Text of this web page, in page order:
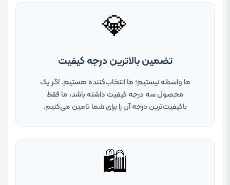
💎
تضمین بالاترین درجه کیفیت
ما واسطه نیستیم؛ ما انتخاب‌کننده هستیم. اگر یک
محصول سه درجه کیفیت داشته باشد، ما فقط
باکیفیت‌ترین درجه آن را برای شما تامین می‌کنیم.
🛍️